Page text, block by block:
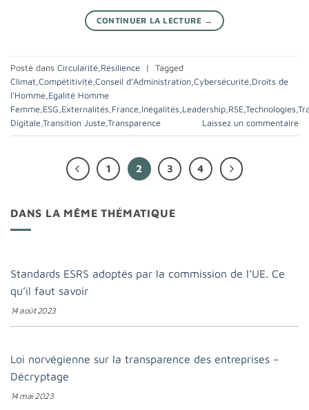
CONTINUER LA LECTURE →
Posté dans Circularité Résilience |
Tagged
Climat Compétitivité Conseil d’Administration Cybersécurité Droits de
l’Homme Egalité Homme
Femme ESG Externalités France Inégalités Leadership RSE Technologies
Digitale Transition Juste Transparence Laissez un commentaire
1 2 3 4
DANS LA MÊME THÉMATIQUE
Standards ESRS adoptés par la commission de l’UE. Ce
qu’il faut savoir
14 août 2023
Loi norvégienne sur la transparence des entreprises –
Décryptage
14 mai 2023